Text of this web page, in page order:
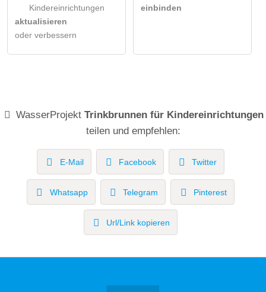
Kindereinrichtungen
aktualisieren
oder verbessern
einbinden
WasserProjektTrinkbrunnen für Kindereinrichtungen
teilen und empfehlen:
E-Mail Facebook Twitter
Whatsapp Telegram Pinterest
Url/Link kopieren